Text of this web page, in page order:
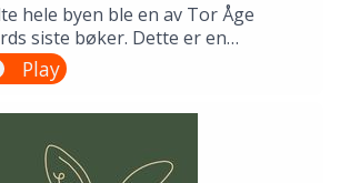
hele byen ble en av Tor Åge
siste bøker. Dette er en
ungdomsroman fra en ødelagt og
verden. Men den er slett ikke uten
på biblioteket ditt!---Innspilt på
og Åsmund Ådnøy.Produksjon:
om Sølvberget:
Play